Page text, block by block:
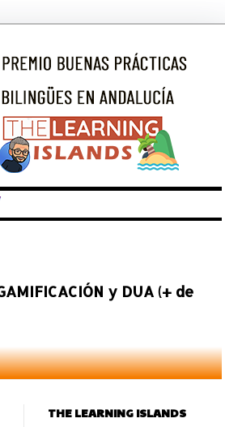
y DUA (+ de
THE LEARNING ISLANDS